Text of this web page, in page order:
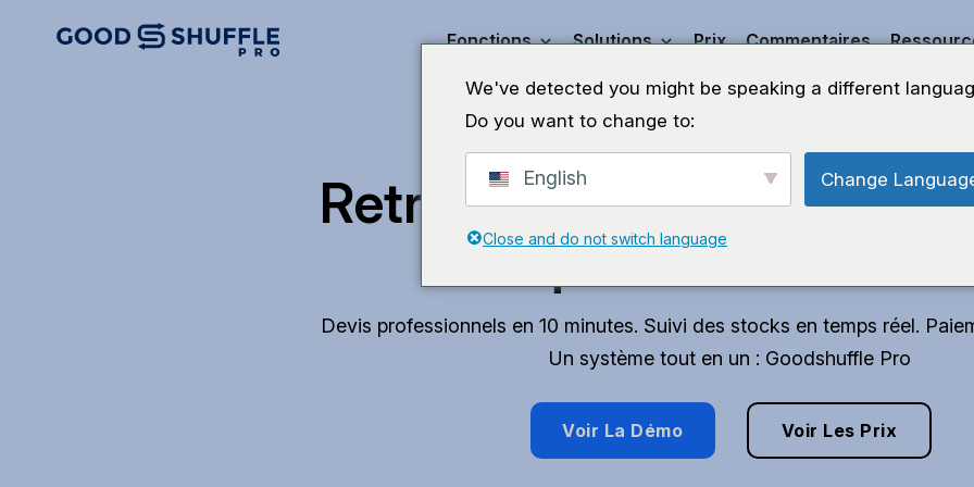
Fonctions Solutions Prix Commentaires
Retrouvez du temps pour
que vous aimez.
Devis professionnels en 10 minutes. Suivi des stocks en temps réel.
Un système tout en un : Goodshuffle Pro
Voir La Démo Voir Les Prix
We've detected you might be speaking a different
Do you want to change to:
English Change
Close and do not switch language